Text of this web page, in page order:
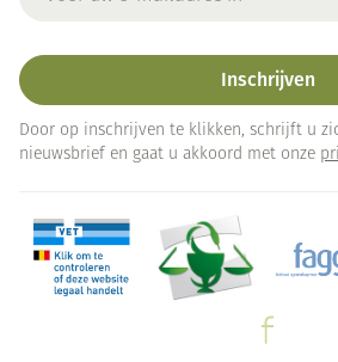
Inschrijven
Door op inschrijven te klikken, schrijft u
nieuwsbrief en gaat u akkoord met onze